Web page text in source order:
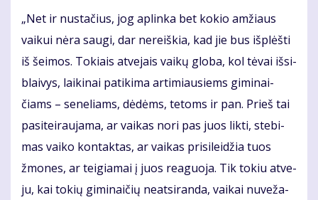
„Net ir nu­sta­čius, jog ap­lin­ka bet ko­kio am­žiaus
vai­kui nė­ra sau­gi, dar ne­reiš­kia, kad jie bus iš­plėš­ti
iš šei­mos. To­kiais at­ve­jais vai­kų glo­ba, kol tė­vai iš­si­
blai­vys, lai­ki­nai pa­ti­ki­ma ar­ti­miau­siems gi­mi­nai­
čiams – se­ne­liams, dė­dėms, te­toms ir pan. Prieš tai
pa­si­tei­rau­ja­ma, ar vai­kas no­ri pas juos lik­ti, ste­bi­
mas vai­ko kon­tak­tas, ar vai­kas pri­si­lei­džia tuos
žmo­nes, ar tei­gia­mai į juos re­a­guo­ja. Tik to­kiu at­ve­
ju, kai to­kių gi­mi­nai­čių ne­at­si­ran­da, vai­kai nu­ve­ža­